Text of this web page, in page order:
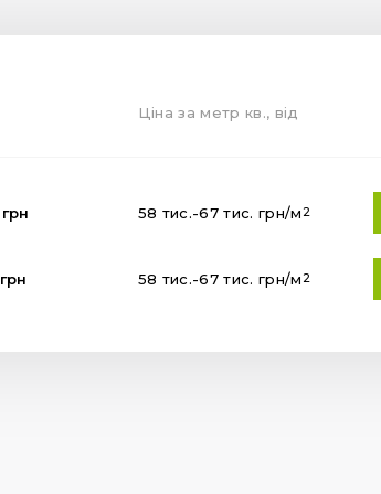
Ціна за метр кв., від
грн 58 тис.-67тис.грн/м2
грн 58 тис.-67тис.грн/м2